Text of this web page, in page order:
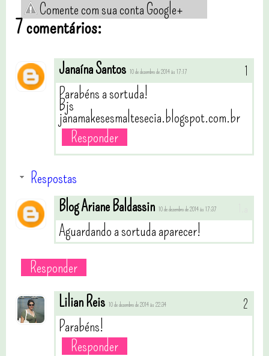
Comente com sua conta Google+
7 comentários:
Janaína Santos 10 de dezembro de 2014 às 17:17
Parabéns a sortuda!
Bjs
janamakesesmaltesecia.blogspot.com.br
Responder
Respostas
Blog Ariane Baldassin
10 de dezembro de 2014 às 17:37
Aguardando a sortuda aparecer!
Responder
Lilian Reis 10 de dezembro de 2014 às 22:34
Parabéns!
Responder